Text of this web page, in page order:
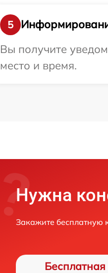
5
Вы получите
место и время.
Нужна
Закажите бесплатную